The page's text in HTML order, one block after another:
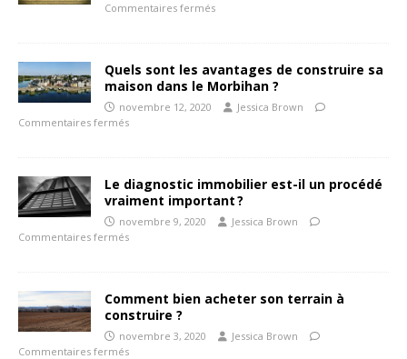
Commentaires fermés
Quels sont les avantages de construire sa
maison dans le Morbihan ?
novembre 12, 2020
Jessica Brown
Commentaires fermés
Le diagnostic immobilier est-il un procédé
vraiment important ?
novembre 9, 2020
Jessica Brown
Commentaires fermés
Comment bien acheter son terrain à
construire ?
novembre 3, 2020
Jessica Brown
Commentaires fermés